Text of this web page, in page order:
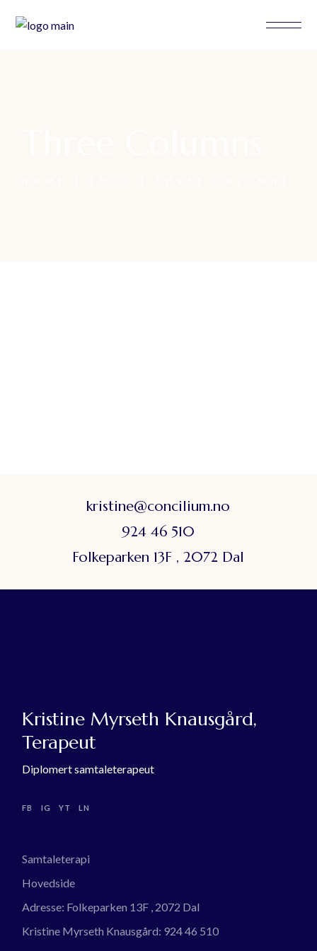
kristine@concilium.no
924 46 510
Folkeparken 13F , 2072 Dal
Kristine Myrseth Knausgård,
Terapeut
Diplomert samtaleterapeut
FB IG YT LN
Samtaleterapi
Hovedside
Adresse: Folkeparken 13F , 2072 Dal
Kristine Myrseth Knausgård: 924 46 510